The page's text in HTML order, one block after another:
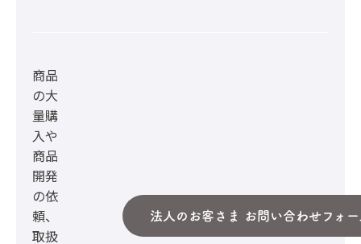
商品
の大
量購
入や
商品
開発
の依
頼、
取扱
法人のお客さま お問い合わせフォー